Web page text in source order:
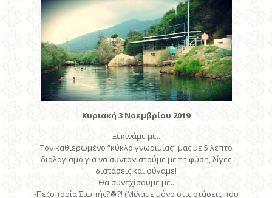
Κυριακή 3 Νοεμβρίου 2019
Ξεκινάμε με..
Τον καθιερωμένο “κύκλο γνωριμίας” μας με 5 λεπτο
διαλογισμό για να συντονιστούμε με τη φύση, λίγες
διατάσεις και φύγαμε!
Θα συνεχίσουμε με..
-Πεζοπορία Σιωπής?☘?! (Μιλάμε μόνο στις στάσεις που